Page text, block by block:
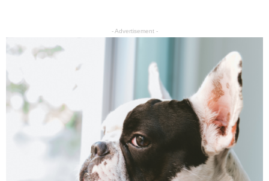
- Advertisement -